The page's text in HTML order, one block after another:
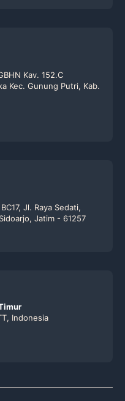
Kav. 152.C
Kec. Gunung Putri, Kab.
Jl. Raya Sedati,
Jatim - 61257
Indonesia